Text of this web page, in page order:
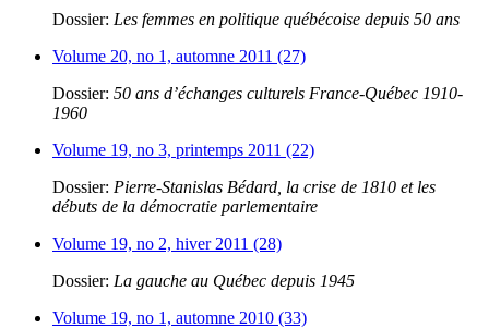
Dossier: Les femmes en politique québécoise depuis 50 ans
Volume 20, no 1, automne 2011 (27)
Dossier: 50 ans d’échanges culturels France-Québec 1910-
1960
Volume 19, no 3, printemps 2011 (22)
Dossier: Pierre-Stanislas Bédard, la crise de 1810 et les
débuts de la démocratie parlementaire
Volume 19, no 2, hiver 2011 (28)
Dossier: La gauche au Québec depuis 1945
Volume 19, no 1, automne 2010 (33)